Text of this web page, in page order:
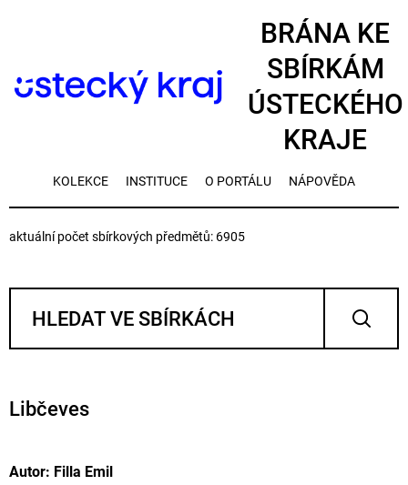
BRÁNA KE
SBÍRKÁM
ÚSTECKÉHO
KRAJE
KOLEKCE INSTITUCE O PORTÁLU NÁPOVĚDA
aktuální počet sbírkových předmětů: 6905
Libčeves
Autor: Filla Emil